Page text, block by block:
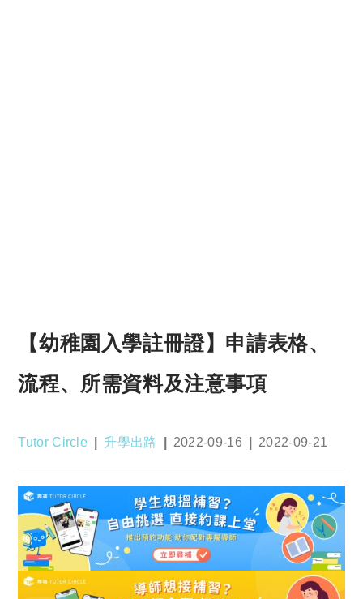
【幼稚園入學註冊證】申請表格、
流程、所需資料及注意事項
Post
Tutor Circle
Post
升學出路
Post
2022-09-16
Post
2022-09-21